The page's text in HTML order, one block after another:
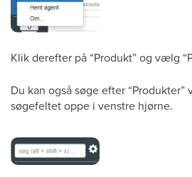
Klik derefter på “Produkt” og vælg
Du kan også søge efter “Produkter”
søgefeltet oppe i venstre hjørne.